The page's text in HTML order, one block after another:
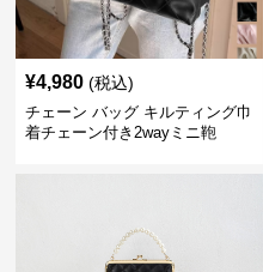
¥4,980 (税込)
チェーン バッグ キルティング巾
着チェーン付き2wayミニ鞄